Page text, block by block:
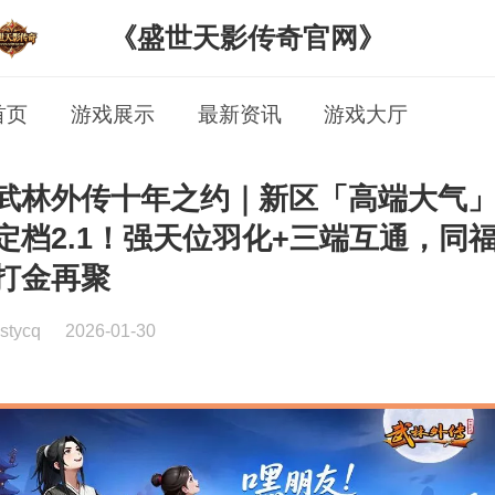
《盛世天影传奇官网》
页 游戏展示 最新资讯 游戏大厅
林外传十年之约｜新区「高端大气
档2.1！强天位羽化+三端互通，同
金再聚
2026-01-30